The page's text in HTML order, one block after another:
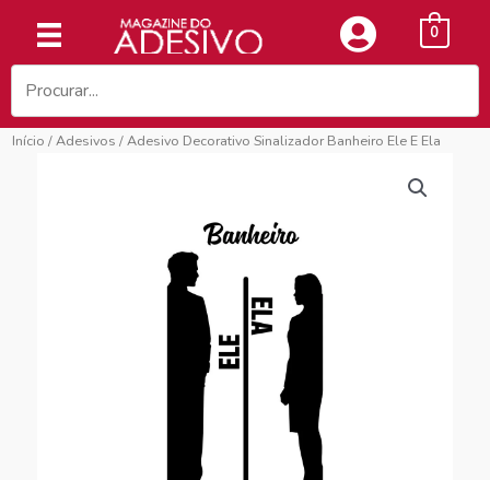
conteúdo
0
Início /Adesivos / Adesivo Decorativo Sinalizador Banheiro Ele E Ela